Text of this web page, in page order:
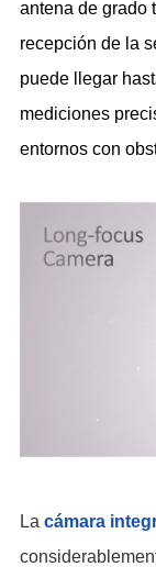
antena de grado
recepción de la
puede llegar
mediciones
entornos con
La cámara